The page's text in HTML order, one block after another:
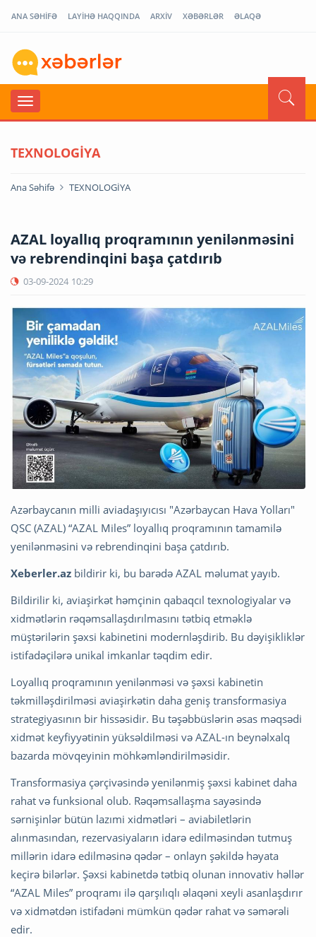
ANA SƏHİFƏ LAYİHƏ HAQQINDA ARXİV XƏBƏRLƏR ƏLAQƏ
TEXNOLOGİYA
Ana Səhifə TEXNOLOGİYA
AZAL loyallıq proqramının yenilənməsini
və rebrendinqini başa çatdırıb
03-09-2024 10:29
Azərbaycanın milli aviadaşıyıcısı "Azərbaycan Hava Yolları"
QSC (AZAL) “AZAL Miles” loyallıq proqramının tamamilə
yenilənməsini və rebrendinqini başa çatdırıb.
Xeberler.az bildirir ki, bu barədə AZAL məlumat yayıb.
Bildirilir ki, aviaşirkət həmçinin qabaqcıl texnologiyalar və
xidmətlərin rəqəmsallaşdırılmasını tətbiq etməklə
müştərilərin şəxsi kabinetini modernləşdirib. Bu dəyişikliklər
istifadəçilərə unikal imkanlar təqdim edir.
Loyallıq proqramının yenilənməsi və şəxsi kabinetin
təkmilləşdirilməsi aviaşirkətin daha geniş transformasiya
strategiyasının bir hissəsidir. Bu təşəbbüslərin əsas məqsədi
xidmət keyfiyyətinin yüksəldilməsi və AZAL-ın beynəlxalq
bazarda mövqeyinin möhkəmləndirilməsidir.
Transformasiya çərçivəsində yenilənmiş şəxsi kabinet daha
rahat və funksional olub. Rəqəmsallaşma sayəsində
sərnişinlər bütün lazımi xidmətləri – aviabiletlərin
alınmasından, rezervasiyaların idarə edilməsindən tutmuş
millərin idarə edilməsinə qədər – onlayn şəkildə həyata
keçirə bilərlər. Şəxsi kabinetdə tətbiq olunan innovativ həllər
“AZAL Miles” proqramı ilə qarşılıqlı əlaqəni xeyli asanlaşdırır
və xidmətdən istifadəni mümkün qədər rahat və səmərəli
edir.